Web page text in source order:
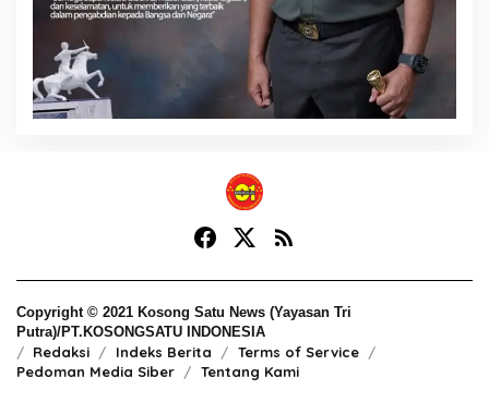
Copyright © 2021 Kosong Satu News (Yayasan Tri
Putra)/PT.KOSONGSATU INDONESIA
Redaksi Indeks Berita
Terms of Service
Pedoman Media Siber
Tentang Kami